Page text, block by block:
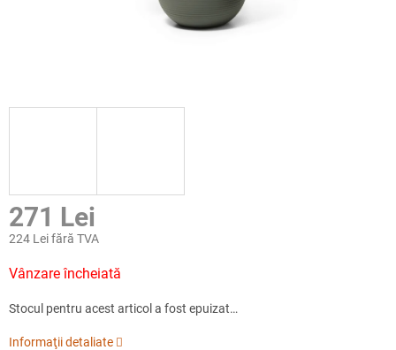
271 Lei
224 Lei fără TVA
preţ:
Vânzare încheiată
Stocul pentru acest articol a fost epuizat…
Informaţii detaliate